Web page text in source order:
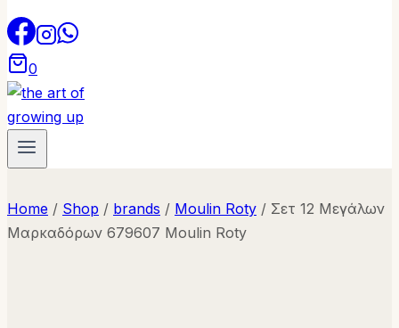
0
Home / Shop / brands / Moulin Roty / Σετ 12 Μεγάλων
Μαρκαδόρων 679607 Moulin Roty